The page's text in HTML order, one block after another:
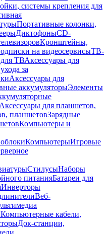
системы крепления для
Портативные колонки,
ДиктофоныCD-
Кронштейны,
на видеосервисыТВ-
ТВАксессуары для
за
Аксессуары для
аккумуляторыЭлементы
Аксессуары для планшетов,
планшетовЗарядные
Компьютеры и
КомпьютерыИгровые
СтилусыНаборы
питанияБатареи для
Инверторы
Веб-
Компьютерные кабели,
Док-станции,